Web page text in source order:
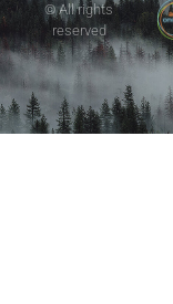
© All rights
reserved